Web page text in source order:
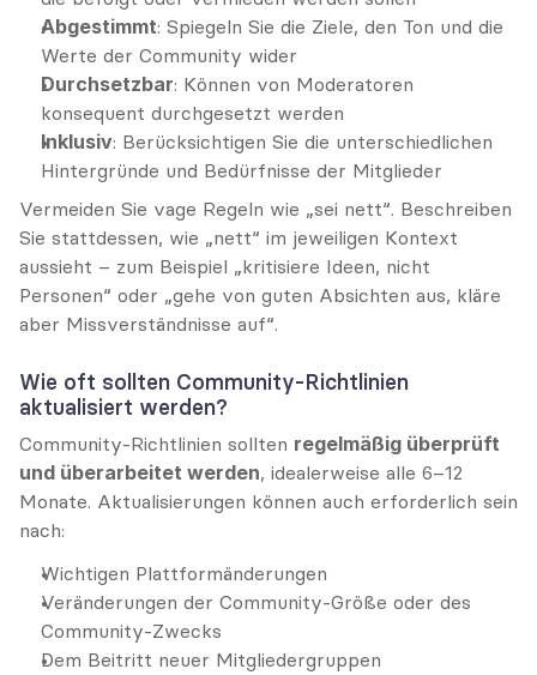
Abgestimmt: Spiegeln Sie die Ziele, den Ton und die
Werte der Community wider
Durchsetzbar: Können von Moderatoren
konsequent durchgesetzt werden
Inklusiv: Berücksichtigen Sie die unterschiedlichen
Hintergründe und Bedürfnisse der Mitglieder
Vermeiden Sie vage Regeln wie „sei nett“. Beschreiben
Sie stattdessen, wie „nett“ im jeweiligen Kontext
aussieht – zum Beispiel „kritisiere Ideen, nicht
Personen“ oder „gehe von guten Absichten aus, kläre
aber Missverständnisse auf“.
Wie oft sollten Community-Richtlinien
aktualisiert werden?
Community-Richtlinien sollten regelmäßig überprüft
und überarbeitet werden, idealerweise alle 6–12
Monate. Aktualisierungen können auch erforderlich sein
nach:
Wichtigen Plattformänderungen
Veränderungen der Community-Größe oder des
Community-Zwecks
Dem Beitritt neuer Mitgliedergruppen